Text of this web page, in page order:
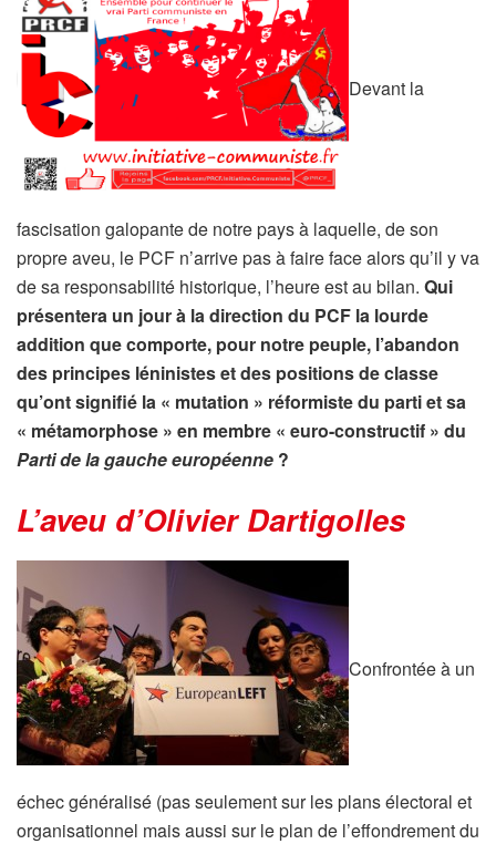
Devant la
fascisation galopante de notre pays à laquelle, de son
propre aveu, le PCF n’arrive pas à faire face alors qu’il y va
de sa responsabilité historique, l’heure est au bilan. Qui
présentera un jour à la direction du PCF la lourde
addition que comporte, pour notre peuple, l’abandon
des principes léninistes et des positions de classe
qu’ont signifié la « mutation » réformiste du partiet sa
« métamorphose » en membre « euro-constructif » du
Parti de la gauche européenne ?
L’aveu d’Olivier Dartigolles
Confrontée à un
échec généralisé (pas seulement sur les plans électoral et
organisationnel mais aussi sur le plan de l’effondrement du